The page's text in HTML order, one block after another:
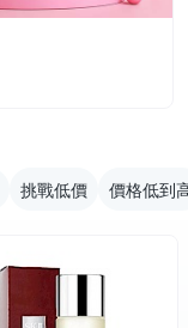
挑戰低價 價格低到